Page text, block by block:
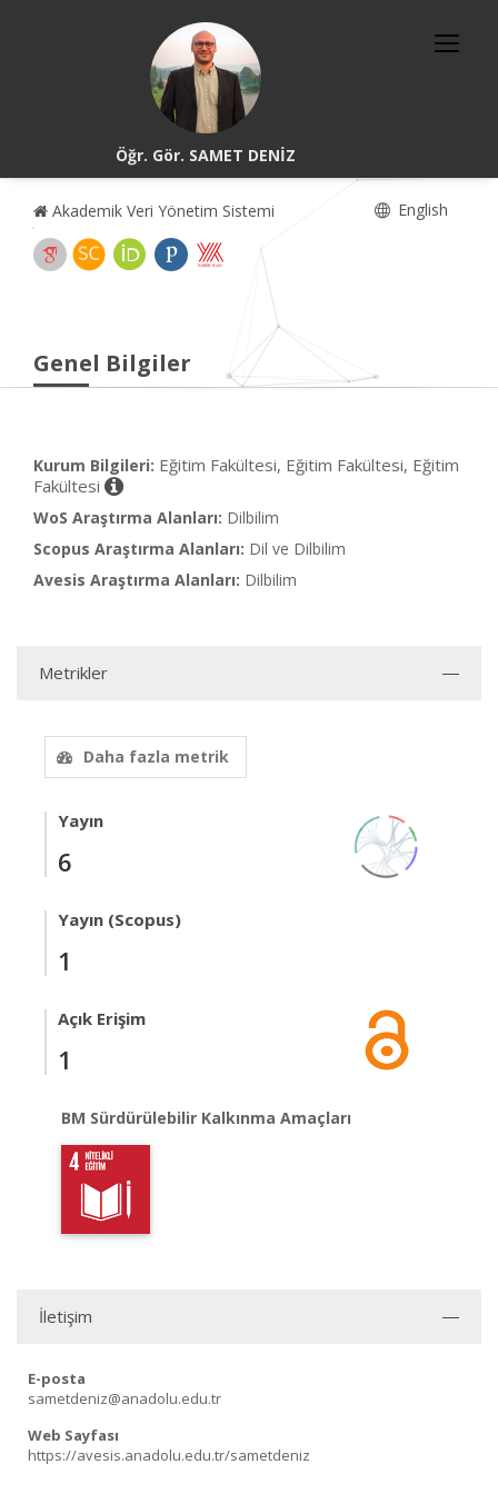
Öğr. Gör. SAMET DENİZ
Akademik Veri Yönetim Sistemi English
Genel Bilgiler
Kurum Bilgileri: Eğitim Fakültesi, Eğitim Fakültesi, Eğitim
Fakültesi
WoS Araştırma Alanları: Dilbilim
Scopus Araştırma Alanları: Dil ve Dilbilim
Avesis Araştırma Alanları: Dilbilim
Metrikler
Daha fazla metrik
Yayın
6
Yayın (Scopus)
1
Açık Erişim
1
BM Sürdürülebilir Kalkınma Amaçları
İletişim
E-posta
sametdeniz@anadolu.edu.tr
Web Sayfası
https://avesis.anadolu.edu.tr/sametdeniz